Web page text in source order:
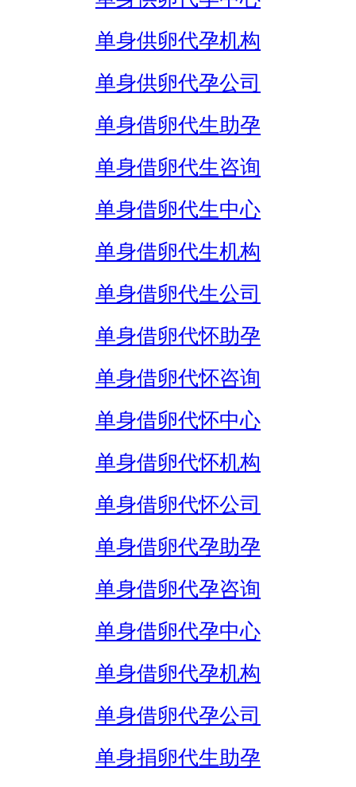
单身供卵代孕机构
单身供卵代孕公司
单身借卵代生助孕
单身借卵代生咨询
单身借卵代生中心
单身借卵代生机构
单身借卵代生公司
单身借卵代怀助孕
单身借卵代怀咨询
单身借卵代怀中心
单身借卵代怀机构
单身借卵代怀公司
单身借卵代孕助孕
单身借卵代孕咨询
单身借卵代孕中心
单身借卵代孕机构
单身借卵代孕公司
单身捐卵代生助孕